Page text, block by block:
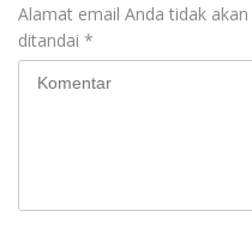
Alamat email Anda tidak akan
ditandai *